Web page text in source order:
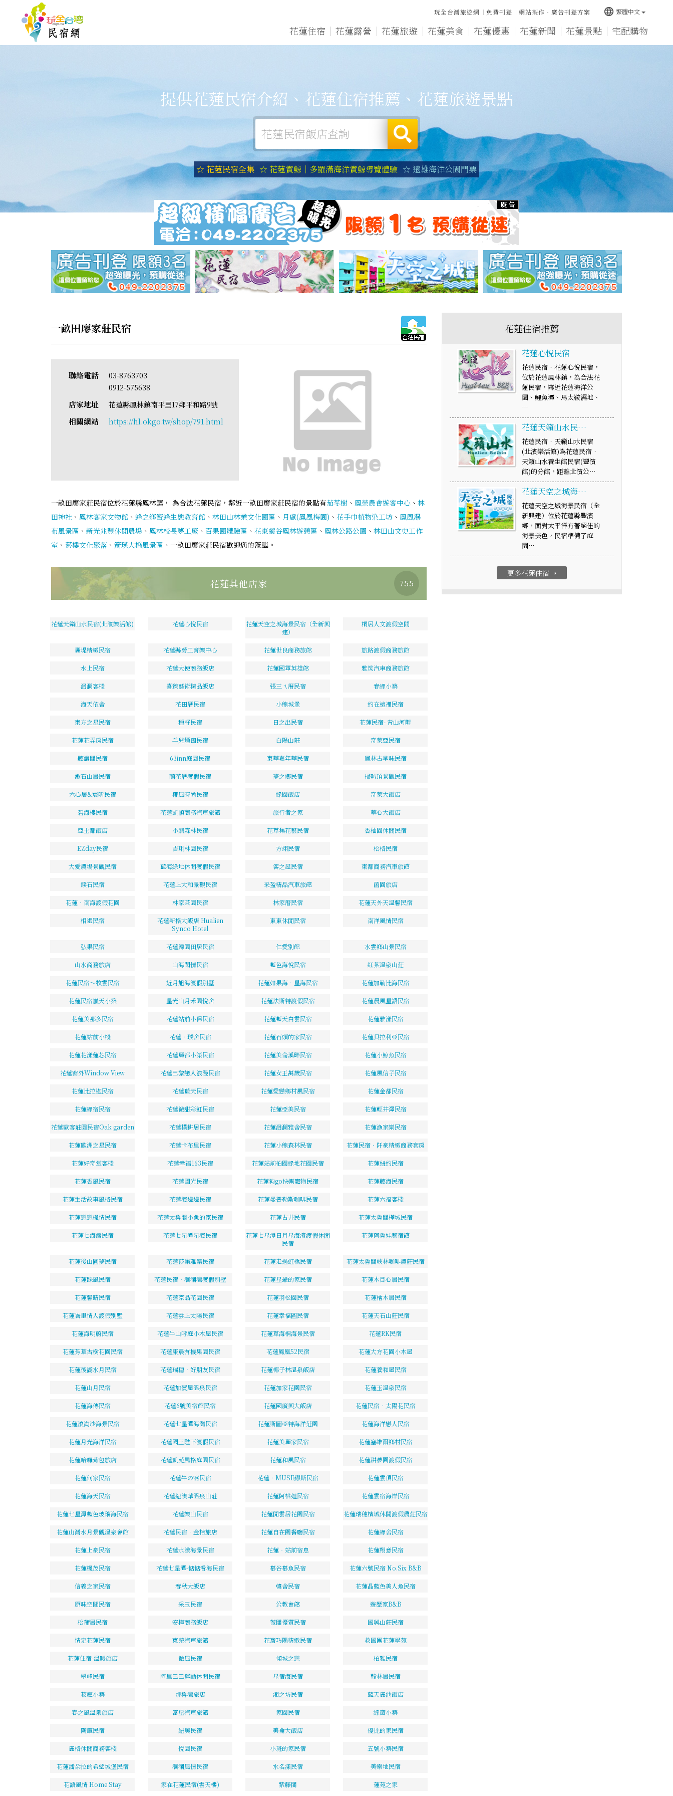
花蓮住宿 花蓮露營 花蓮旅遊 花蓮美食 花蓮優惠 花蓮新聞 花蓮景點 宅配購物
玩全台灣旅遊網 免費刊登 網站製作‧廣告刊登方案 language 繁體中文
提供花蓮民宿介紹、花蓮住宿推薦、花蓮旅遊景點
☆ 花蓮民宿全集 ☆ 花蓮賞鯨｜多羅滿海洋賞鯨導覽體驗 ☆ 遠雄海洋公園門票
一畝田廖家莊民宿
聯絡電話
03-8763703
0912-575638
店家地址 花蓮縣鳳林鎮南平里17鄰平和路9號
相關網站 https://hl.okgo.tw/shop/791.html
一畝田廖家莊民宿位於花蓮縣鳳林鎮， 為合法花蓮民宿，鄰近一畝田廖家莊民宿的景點有茄苳樹 、 鳳榮農會遊客中心 、 林
田神社 、 鳳林客家文物館 、 蜂之鄉蜜蜂生態教育館 、 林田山林業文化園區 、 月盧(鳳凰梅園) 、 花手巾植物染工坊 、 鳳凰瀑
布風景區 、 新光兆豐休閒農場 、 鳳林校長夢工廠 、 百果園體驗區 、 花東縱谷鳳林遊憩區 、 鳳林公路公園 、 林田山文史工作
室 、 菸樓文化聚落 、 箭瑛大橋風景區 、一畝田廖家莊民宿歡迎您的蒞臨。
花蓮其他店家 755
花蓮天籟山水民宿(北濱樂活館) 花蓮心悅民宿
花蓮天空之城海景民宿（全新興
建）
桐居人文渡假空間
麗堤精緻民宿 花蓮縣勞工育樂中心 花蓮世良商務旅館 旅路渡假商務旅館
水上民宿 花蓮大使商務飯店 花蓮國軍英雄館 雅筑汽車商務旅館
洄瀾客棧 喜臻藝術精品飯店 張三ㄟ厝民宿 春綠小築
海天依舍 花田厝民宿 小熊城堡 約在這裡民宿
東方之星民宿 種籽民宿 日之出民宿 花蓮民宿- 青山河畔
花蓮花弄房民宿 羊兒煙囪民宿 白陽山莊 奇萊亞民宿
聽濤閣民宿 63inn庭園民宿 東華嘉年華民宿 鳳林古早味民宿
漱石山居民宿 蘭花厝渡假民宿 夢之鄉民宿 掃叭頂景觀民宿
六心居&宸昕民宿 椰風時尚民宿 綠園飯店 奇萊大飯店
碧海樓民宿 花蓮凱頓商務汽車旅館 旅行者之家 華心大飯店
亞士都飯店 小熊森林民宿 花草集花藝民宿 香柚園休閒民宿
EZday民宿 吉琍林園民宿 方翊民宿 松格民宿
大愛農場景觀民宿 藍海綠地休閒渡假民宿 客之屋民宿 東都商務汽車旅館
鏷石民宿 花蓮上大和景觀民宿 采盈精品汽車旅館 函園旅店
花蓮‧南海渡假花園 林家茶園民宿 林家厝民宿 花蓮天外天溫馨民宿
相遇民宿
花蓮新格大飯店 Hualien
Synco Hotel
東東休閒民宿 南洋風情民宿
弘果民宿 花蓮歸園田居民宿 仁愛別館 水雲鄉山景民宿
山水商務旅店 山海閑情民宿 藍色海悅民宿 紅葉溫泉山莊
花蓮民宿～牧雲民宿 近月旭海渡假別墅 花蓮如果海．星海民宿 花蓮加勒比海民宿
花蓮民宿嵐天小築 星光山月禾園悅舍 花蓮法斯特渡假民宿 花蓮晨風星語民宿
花蓮美那多民宿 花蓮站前小保民宿 花蓮藍天白雲民宿 花蓮雅漾民宿
花蓮站前小棧 花蓮‧璞舍民宿 花蓮石頭的家民宿 花蓮貝拉利亞民宿
花蓮花漾蓮芯民宿 花蓮麗都小築民宿 花蓮美侖溪畔民宿 花蓮小鯨魚民宿
花蓮窗外Window View 花蓮巴黎戀人浪漫民宿 花蓮女王萬歲民宿 花蓮風信子民宿
花蓮比拉迦民宿 花蓮藍天民宿 花蓮愛戀鄉村風民宿 花蓮金都民宿
花蓮綠宿民宿 花蓮微甜彩虹民宿 花蓮亞美民宿 花蓮輕井澤民宿
花蓮歐客莊園民宿Oak garden 花蓮樸耕居民宿 花蓮洄瀾雅舍民宿 花蓮漁家樂民宿
花蓮歐洲之星民宿 花蓮卡布里民宿 花蓮小熊森林民宿 花蓮民宿．阡豪精緻商務套房
花蓮好奇堂客棧 花蓮幸福163民宿 花蓮站前柏園綠地花園民宿 花蓮紐約民宿
花蓮香風民宿 花蓮國光民宿 花蓮狗go快樂寵物民宿 花蓮聽海民宿
花蓮生活故事風格民宿 花蓮海邊邊民宿 花蓮曼普勒斯咖啡民宿 花蓮六福客棧
花蓮戀戀楓情民宿 花蓮太魯閣小魚的家民宿 花蓮古井民宿 花蓮太魯閣樺城民宿
花蓮七海灣民宿 花蓮七星潭星海民宿
花蓮七星潭日月星海濱渡假休閒
民宿
花蓮阿魯娃藝宿館
花蓮後山圓夢民宿 花蓮莎集雅築民宿 花蓮走過虹橋民宿 花蓮太魯閣峽林咖啡農莊民宿
花蓮踩風民宿 花蓮民宿‧洄瀾灣渡假別墅 花蓮星爺的家民宿 花蓮木目心居民宿
花蓮馨晴民宿 花蓮京品花園民宿 花蓮羽松園民宿 花蓮檜木居民宿
花蓮峇里情人渡假別墅 花蓮雲上太陽民宿 花蓮幸福圓民宿 花蓮天石山莊民宿
花蓮海明蔚民宿 花蓮牛山呼庭小木屋民宿 花蓮草海桐海景民宿 花蓮RK民宿
花蓮芳草古樹花園民宿 花蓮康晨有機果園民宿 花蓮鳳凰52民宿 花蓮大方花園小木屋
花蓮後湖水月民宿 花蓮瑞穗‧好朋友民宿 花蓮椰子林溫泉飯店 花蓮養和屋民宿
花蓮山月民宿 花蓮加賀屋溫泉民宿 花蓮加家花園民宿 花蓮玉溫泉民宿
花蓮海傳民宿 花蓮6號美宿館民宿 花蓮國廣興大飯店 花蓮民宿‧太陽花民宿
花蓮浪淘沙海景民宿 花蓮七星潭海灣民宿 花蓮斯圖亞特海洋莊園 花蓮海洋戀人民宿
花蓮月光海洋民宿 花蓮國王陛下渡假民宿 花蓮美麗家民宿 花蓮塞維爾鄉村民宿
花蓮哈囉背包旅店 花蓮凱苑風格庭園民宿 花蓮和風民宿 花蓮耕夢園渡假民宿
花蓮何家民宿 花蓮牛の窩民宿 花蓮‧MUSE繆斯民宿 花蓮雲頂民宿
花蓮海天民宿 花蓮紐澳華溫泉山莊 花蓮阿桃姐民宿 花蓮雲宿海岸民宿
花蓮七星潭藍色玻璃海民宿 花蓮樂山民宿 花蓮閒雲居花園民宿 花蓮瑞穗檳城休閒渡假農莊民宿
花蓮山灣水月景觀溫泉會館 花蓮民宿．金桔旅店 花蓮自在園餐廳民宿 花蓮綠舍民宿
花蓮上豪民宿 花蓮水漾海景民宿 花蓮‧站前宿息 花蓮翔意民宿
花蓮楓茂民宿 花蓮七星潭-惦惦看海民宿 慕谷慕魚民宿 花蓮六號民宿 No.Six B&B
信義之家民宿 春秋大飯店 韓舍民宿 花蓮晶藍色美人魚民宿
原味空間民宿 采玉民宿 公教會館 遊歷家B&B
松蒲居民宿 安樺商務飯店 薇閣優質民宿 國興山莊民宿
情定花蓮民宿 東榮汽車旅館 花簷巧隅精緻民宿 救國團花蓮學苑
花蓮住宿-溫暖旅店 微風民宿 傾城之戀 柏雅民宿
翠峰民宿 阿里巴巴運動休閒民宿 星宿海民宿 翰林居民宿
菘庭小築 那魯灣旅店 湘之坊民宿 藍天麗池飯店
春之風溫泉旅店 富堡汽車旅館 家園民宿 綠窗小築
陶庫民宿 紐奧民宿 美侖大飯店 優比的家民宿
麗格休閒商務客棧 悅園民宿 小斑的家民宿 五號小築民宿
花蓮潘朵拉的希望城堡民宿 洄瀾風情民宿 水名漾民宿 美樂地民宿
花語風情 Home Stay 家在花蓮民宿(雲天樓) 紫藤閣 蓮苑之家
花蓮住宿推薦
花蓮心悅民宿
花蓮民宿‧花蓮心悅民宿，
位於花蓮鳳林鎮，為合法花
蓮民宿，鄰近花蓮海洋公
園、鯉魚潭、馬太鞍濕地、
…
花蓮天籟山水民…
花蓮民宿‧天籟山水民宿
(北濱樂活館)為花蓮民宿‧
天籟山水養生館民宿(豐濱
館)的分館，距離北濱公…
花蓮天空之城海…
花蓮天空之城海景民宿（全
新興建）位於花蓮縣豐濱
鄉，面對太平洋有著絕佳的
海景美色，民宿準備了庭
園…
更多花蓮住宿 arrow_right